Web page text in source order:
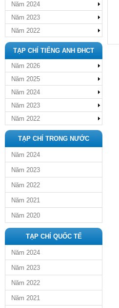
Năm 2024
Năm 2023
Năm 2022
TẠP CHÍ TIẾNG ANH ĐHCT
Năm 2026
Năm 2025
Năm 2024
Năm 2023
Năm 2022
TẠP CHÍ TRONG NƯỚC
Năm 2024
Năm 2023
Năm 2022
Năm 2021
Năm 2020
TẠP CHÍ QUỐC TẾ
Năm 2024
Năm 2023
Năm 2022
Năm 2021